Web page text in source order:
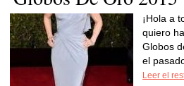
¡Hola a
quiero
Globos
el
Leer el